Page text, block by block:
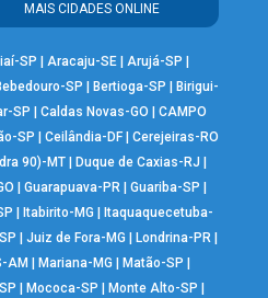
MAIS CIDADES ONLINE
SP Aracaju-SE| Arujá-SP
SP Bertioga-SP
Birigui-
SP |Caldas Novas-GO |CAMPO
SP Ceilândia-DF| Cerejeiras-RO
90)-MT| Duque de Caxias-RJ
|Guarapuava-PR |Guariba-SP
Itabirito-MG
Itaquaquecetuba-
|Juiz de Fora-MG Londrina-PR
AM Mariana-MG Matão-SP
Mococa-SP Monte Alto-SP